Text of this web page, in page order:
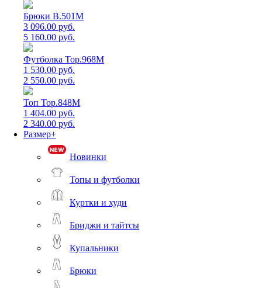
Брюки B.501M
3 096.00 руб.
5 160.00 руб.
Футболка Top.968M
1 530.00 руб.
2 550.00 руб.
Топ Top.848M
1 404.00 руб.
2 340.00 руб.
Размер+
Новинки
Топы и футболки
Куртки и худи
Бриджи и тайтсы
Купальники
Брюки